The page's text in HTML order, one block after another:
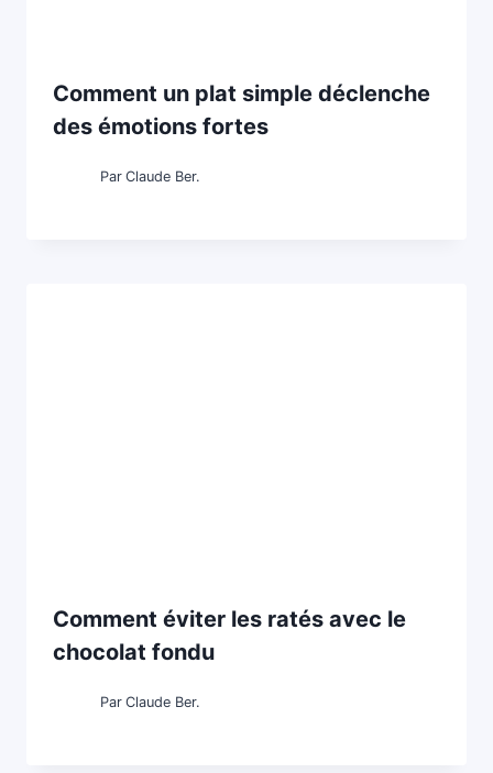
Comment un plat simple déclenche
des émotions fortes
Par Claude Ber.
Comment éviter les ratés avec le
chocolat fondu
Par Claude Ber.